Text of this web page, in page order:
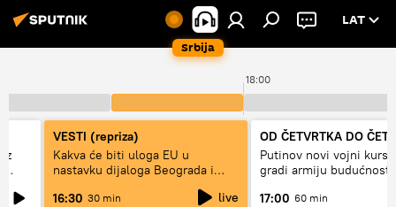
Srbija
LAT
18:00
VESTI (repriza)
Kakva će biti uloga EU u
nastavku dijaloga Beograda i
16:30 30 min live
OD ČETVRTKA DO
Putinov novi vojni kurs
gradi armiju budućnosti
17:00 60 min